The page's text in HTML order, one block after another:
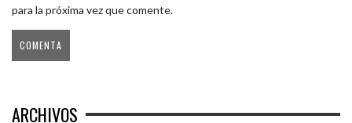
para la próxima vez que comente.
ARCHIVOS